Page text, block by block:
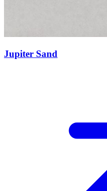
Jupiter Sand